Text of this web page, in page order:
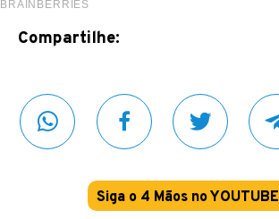
Compartilhe:
Siga o 4 Mãos no YOUTUBE